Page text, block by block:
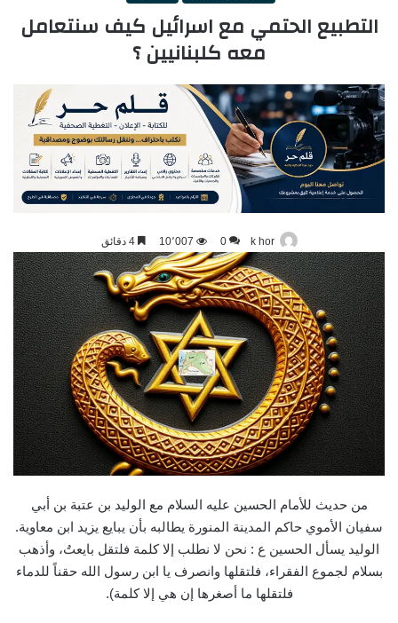
التطبيع الحتمي مع اسرائيل كيف سنتعامل
معه كلبنانيين ؟
k hor
0 10٬007 4 دقائق
من حديث للأمام الحسين عليه السلام مع الوليد بن عتبة بن أبي
سفيان الأموي حاكم المدينة المنورة يطالبه بأن يبايع يزيد ابن معاوية.
الوليد يسأل الحسين ع : نحن لا نطلب إلا كلمة فلتقل بايعتُ، وأذهب
بسلام لجموع الفقراء، فلتقلها وانصرف يا ابن رسول الله حقناً للدماء
فلتقلها ما أصغرها إن هي إلا كلمة).